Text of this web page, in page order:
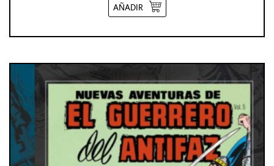
AÑADIR